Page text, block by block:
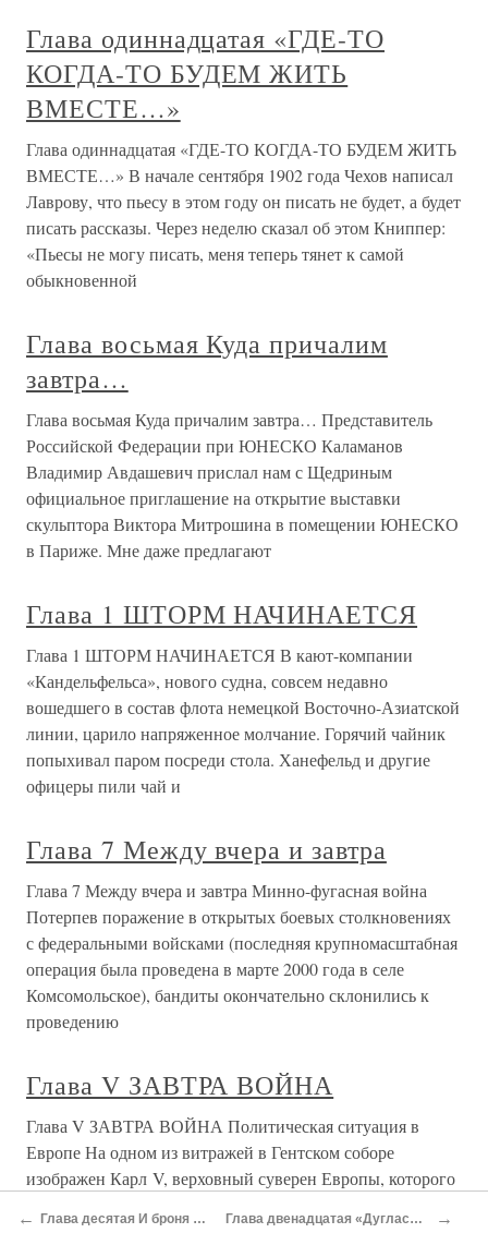
Глава одиннадцатая «ГДЕ-ТО
КОГДА-ТО БУДЕМ ЖИТЬ
ВМЕСТЕ…»
Глава одиннадцатая «ГДЕ-ТО КОГДА-ТО БУДЕМ ЖИТЬ
ВМЕСТЕ…» В начале сентября 1902 года Чехов написал
Лаврову, что пьесу в этом году он писать не будет, а будет
писать рассказы. Через неделю сказал об этом Книппер:
«Пьесы не могу писать, меня теперь тянет к самой
обыкновенной
Глава восьмая Куда причалим
завтра…
Глава восьмая Куда причалим завтра… Представитель
Российской Федерации при ЮНЕСКО Каламанов
Владимир Авдашевич прислал нам с Щедриным
официальное приглашение на открытие выставки
скульптора Виктора Митрошина в помещении ЮНЕСКО
в Париже. Мне даже предлагают
Глава 1 ШТОРМ НАЧИНАЕТСЯ
Глава 1 ШТОРМ НАЧИНАЕТСЯ В кают-компании
«Кандельфельса», нового судна, совсем недавно
вошедшего в состав флота немецкой Восточно-Азиатской
линии, царило напряженное молчание. Горячий чайник
попыхивал паром посреди стола. Ханефельд и другие
офицеры пили чай и
Глава 7 Между вчера и завтра
Глава 7 Между вчера и завтра Минно-фугасная война
Потерпев поражение в открытых боевых столкновениях
с федеральными войсками (последняя крупномасштабная
операция была проведена в марте 2000 года в селе
Комсомольское), бандиты окончательно склонились к
проведению
Глава V ЗАВТРА ВОЙНА
Глава V ЗАВТРА ВОЙНА Политическая ситуация в
Европе На одном из витражей в Гентском соборе
изображен Карл V, верховный суверен Европы, которого
христианского мира: его брат Фердинанд — император
← Глава десятая И броня может работать Глава двенадцатая «Дуглас», «Даккота», Ли-2 →